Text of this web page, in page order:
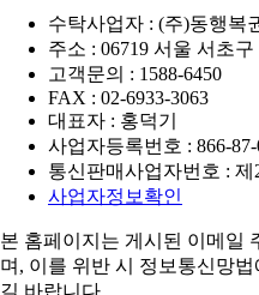
수탁사업자 : (주)동행복
주소 : 06719 서울 서초
고객문의 : 1588-6450
FAX : 02-6933-3063
대표자 : 홍덕기
사업자등록번호 : 866-87-
통신판매사업자번호 : 제
사업자정보확인
본 홈페이지는 게시된 이메일
며, 이를 위반 시 정보통신망